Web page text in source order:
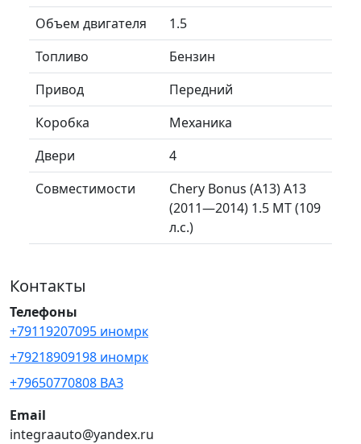
Объем двигателя
1.5
Топливо
Бензин
Привод
Передний
Коробка
Механика
Двери
4
Совместимости
Chery Bonus (A13) A13
(2011—2014) 1.5 MT (109
л.с.)
Контакты
Телефоны
+79119207095 иномрк
+79218909198 иномрк
+79650770808 ВАЗ
Email
integraauto@yandex.ru